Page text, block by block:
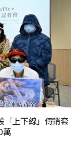
「上下線」傳銷套
萬